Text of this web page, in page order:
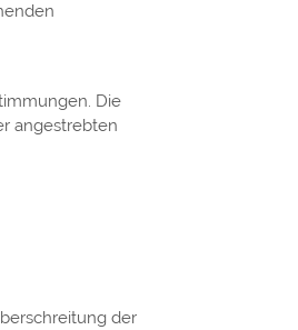
Die
angestrebten
der